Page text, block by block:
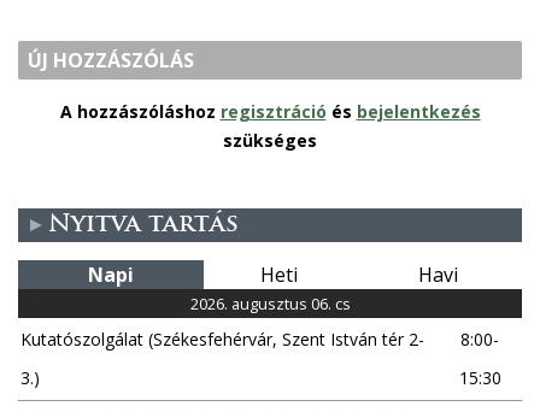
ÚJ HOZZÁSZÓLÁS
A hozzászóláshoz regisztráció és bejelentkezés
szükséges
Nyitva tartás
Napi Heti Havi
2026. augusztus 06. cs
Kutatószolgálat (Székesfehérvár, Szent István tér 2-
3.)
8:00-
15:30